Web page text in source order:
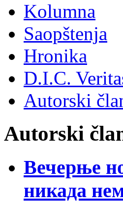
Kolumna
Saopštenja
Hronika
D.I.C.
Autorski
Autorski
Вечерње
никада